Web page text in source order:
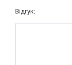
Відгук: